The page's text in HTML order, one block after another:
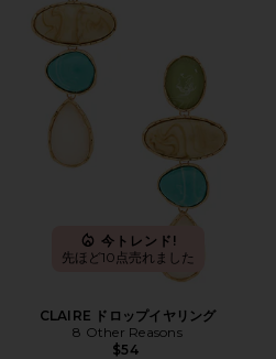
今トレンド!
先ほど10点売れました
CLAIRE ドロップイヤリング
8 Other Reasons
$54